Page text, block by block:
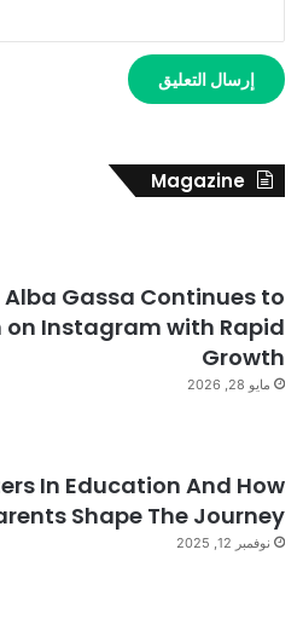
Magazine
Gassa Continues to
Instagram with Rapid
Growth
مايو 28, 2026
In Education And How
Shape The Journey?
نوفمبر 12, 2025